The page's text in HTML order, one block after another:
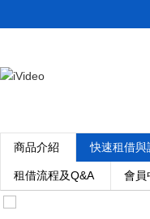
商品介紹 快速租借與
租借流程及Q&A 會員